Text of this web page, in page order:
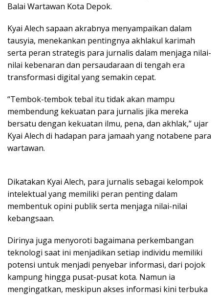
Balai Wartawan Kota Depok.
Kyai Alech sapaan akrabnya menyampaikan dalam
tausyia, menekankan pentingnya akhlakul karimah
serta peran strategis para jurnalis dalam menjaga nilai-
nilai kebenaran dan persaudaraan di tengah era
transformasi digital yang semakin cepat.
“Tembok-tembok tebal itu tidak akan mampu
membendung kekuatan para jurnalis jika mereka
bersatu dengan kekuatan ilmu, pena, dan akhlak,” ujar
Kyai Alech di hadapan para jamaah yang notabene para
wartawan.
Dikatakan Kyai Alech, para jurnalis sebagai kelompok
intelektual yang memiliki peran penting dalam
membentuk opini publik serta menjaga nilai-nilai
kebangsaan.
Dirinya juga menyoroti bagaimana perkembangan
teknologi saat ini menjadikan setiap individu memiliki
potensi untuk menjadi penyebar informasi, dari pojok
kampung hingga pusat-pusat kota. Namun ia
mengingatkan, meskipun akses informasi kini terbuka